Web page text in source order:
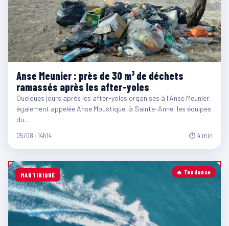
Anse Meunier : près de 30 m³ de déchets
ramassés après les after-yoles
Quelques jours après les after-yoles organisés à l'Anse Meunier,
également appelée Anse Moustique, à Sainte-Anne, les équipes
du…
05/08 · 14h14 ⏱ 4 min
🔥 Tendance
MARTINIQUE